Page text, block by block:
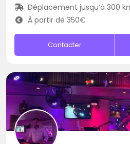
Déplacement jusqu’à 300
À partir de 350€
Contacter